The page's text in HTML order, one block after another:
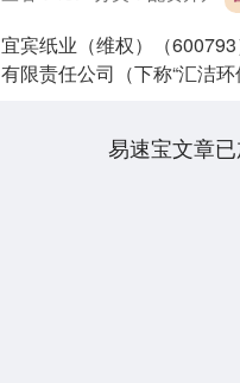
宜宾纸业（维权）（
有限责任公司（下称“汇洁
易速宝文章